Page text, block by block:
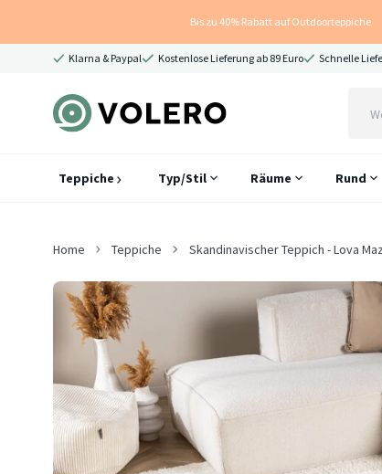
Bis zu 40% Rabatt auf Outdoorteppiche
Klarna & Paypal Kostenlose Lieferung ab 89 Euro Schnelle
Teppiche Typ/Stil Räume Rund
Home Teppiche Skandinavischer Teppich - Lova